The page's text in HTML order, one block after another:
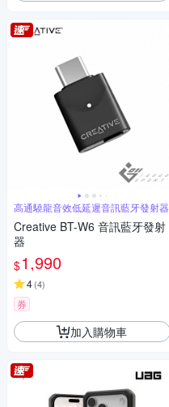
高通驍龍音效低延遲音訊藍牙發射器
Creative BT-W6 音訊藍牙發射
器
$1,990
4(4)
券
加入購物車